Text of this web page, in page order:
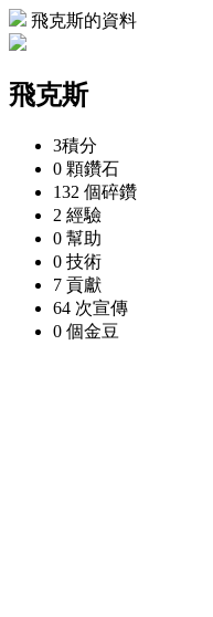
飛克斯的資料
飛克斯
3積分
0 顆鑽石
132 個碎鑽
2 經驗
0 幫助
0 技術
7 貢獻
64 次宣傳
0 個金豆